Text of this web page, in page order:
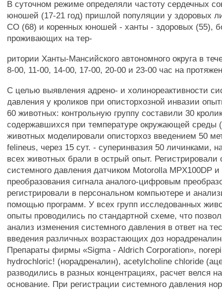
В суточном режиме определяли частоту сердечных
юношей (17-21 год) пришлой популяции у здоровых
СО (68) и коренных юношей - ханты - здоровых (55),
проживающих на тер-
ритории Ханты-Мансийского автономного округа в
8-00, 11-00, 14-00, 17-00, 20-00 и 23-00 час на
С целью выявления адрено- и холинореактивности
давления у кроликов при описторхозной инвазии
60 животных: контрольную группу составили 30
содержавшихся при температуре окружающей среды
животных моделировали описторхоз введением 50
felineus, через 15 сут. - суперинвазия 50 личинками,
всех животных брали в острый опыт. Регистрировали
системного давления датчиком Motorolla MPX100DP и
преобразования сигнала аналого-цифровым
регистрировали в персональном компьютере и
помощью программ. У всех групп исследованных
опыты проводились по стандартной схеме, что
анализ изменения системного давления в ответ на
введения различных возрастающих доз
Препараты фирмы «Sigma - Aldrich Corporation»,
hydrochloric! (норадреналин), acetylcholine chloride
разводились в разных концентрациях, расчет велся
основание. При регистрации системного давления